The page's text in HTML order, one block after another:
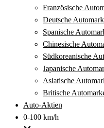
Französische
Deutsche
Spanische
Chinesische
Südkoreanische
Japanische
Asiatische
Britische
Auto-Aktien
0-100 km/h